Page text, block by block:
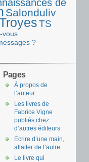
de
Salonduliv
TS
vous
?
Pages
À propos de
l’auteur
Les livres de
Fabrice Vigne
publiés chez
d’autres éditeurs
Ecrire d’une main,
allaiter de l’autre
Le livre qui